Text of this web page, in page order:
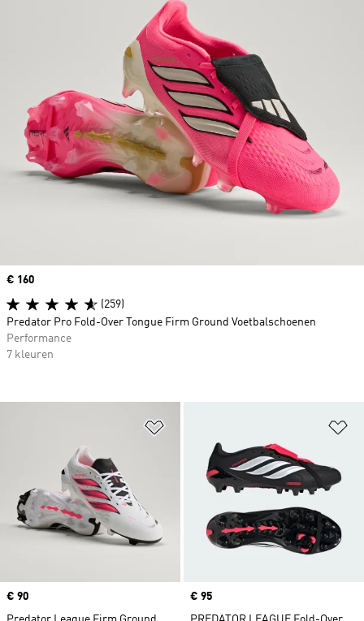
Price
€ 90
Price
€ 95
Price
€ 160
(259)
Predator Pro Fold-Over Tongue Firm Ground Voetbalschoenen
Performance
7 kleuren